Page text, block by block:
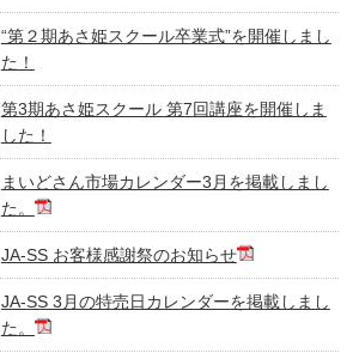
“第２期あさ姫スクール卒業式”を開催しまし
た！
第3期あさ姫スクール 第7回講座を開催しま
した！
まいどさん市場カレンダー3月を掲載しまし
た。
JA-SS お客様感謝祭のお知らせ
JA-SS 3月の特売日カレンダーを掲載しまし
た。